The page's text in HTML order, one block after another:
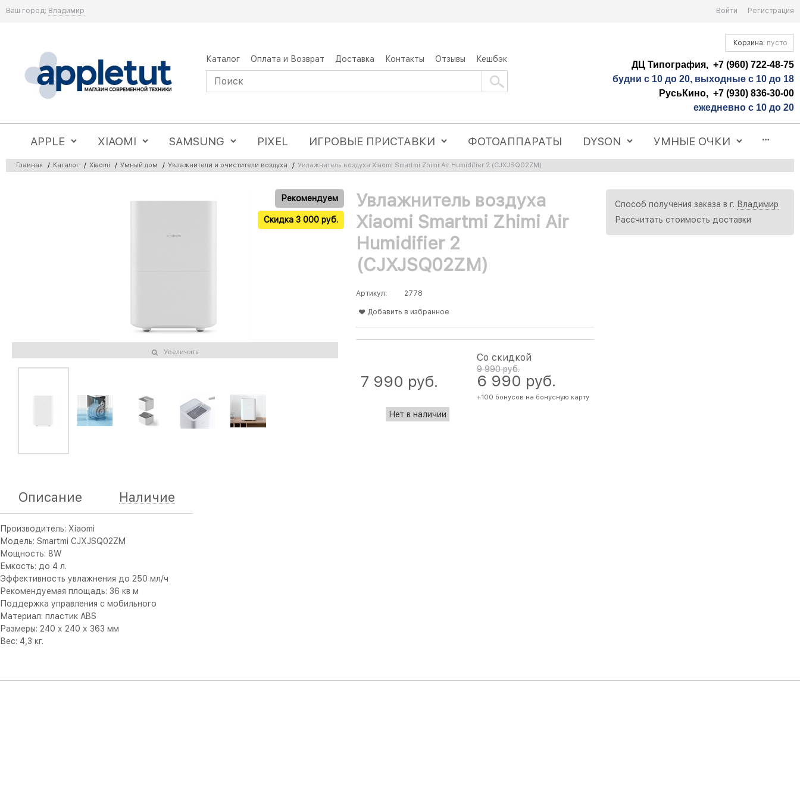
Ваш город: Владимир Войти Регистрация
Каталог Оплата и Возврат Доставка Контакты Отзывы Кешбэк
Корзина: пусто
ДЦ Типография, +7 (960) 722-48-75
будни с 10 до 20, выходные с 10 до 18
РусьКино, +7 (930) 836-30-00
ежедневно с 10 до 20
APPLE XIAOMI SAMSUNG PIXEL ИГРОВЫЕ ПРИСТАВКИ ФОТОАППАРАТЫ DYSON УМНЫЕ ОЧКИ
Главная / Каталог / Xiaomi / Умный дом / Увлажнители и очистители воздуха / Увлажнитель воздуха Xiaomi Smartmi Zhimi Air Humidifier 2 (CJXJSQ02ZM)
Рекомендуем
Скидка 3 000 руб.
Увеличить
Увлажнитель воздуха
Xiaomi Smartmi Zhimi Air
Humidifier 2
(CJXJSQ02ZM)
Артикул: 2778
Добавить в избранное
9 990 руб.
6 990 руб.
+100 бонусов на бонусную карту
Со скидкой
7 990 руб.
Нет в наличии
Способ получения заказа в г. Владимир
Рассчитать стоимость доставки
Описание Наличие
Производитель: Xiaomi
Модель: Smartmi CJXJSQ02ZM
Мощность: 8W
Емкость: до 4 л.
Эффективность увлажнения до 250 мл/ч
Рекомендуемая площадь: 36 кв м
Поддержка управления с мобильного
Материал: пластик ABS
Размеры: 240 х 240 х 363 мм
Вес: 4,3 кг.